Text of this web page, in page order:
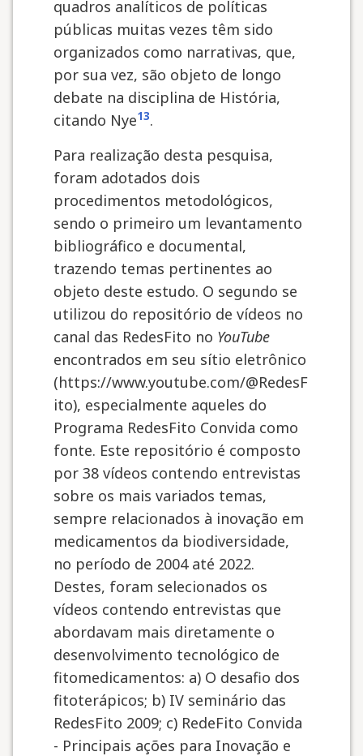
quadros analíticos de políticas
públicas muitas vezes têm sido
organizados como narrativas, que,
por sua vez, são objeto de longo
debate na disciplina de História,
citando Nye13.
Para realização desta pesquisa,
foram adotados dois
procedimentos metodológicos,
sendo o primeiro um levantamento
bibliográfico e documental,
trazendo temas pertinentes ao
objeto deste estudo. O segundo se
utilizou do repositório de vídeos no
canal das RedesFito no YouTube
encontrados em seu sítio eletrônico
(https://www.youtube.com/@RedesF
ito), especialmente aqueles do
Programa RedesFito Convida como
fonte. Este repositório é composto
por 38 vídeos contendo entrevistas
sobre os mais variados temas,
sempre relacionados à inovação em
medicamentos da biodiversidade,
no período de 2004 até 2022.
Destes, foram selecionados os
vídeos contendo entrevistas que
abordavam mais diretamente o
desenvolvimento tecnológico de
fitomedicamentos: a) O desafio dos
fitoterápicos; b) IV seminário das
RedesFito 2009; c) RedeFito Convida
- Principais ações para Inovação e